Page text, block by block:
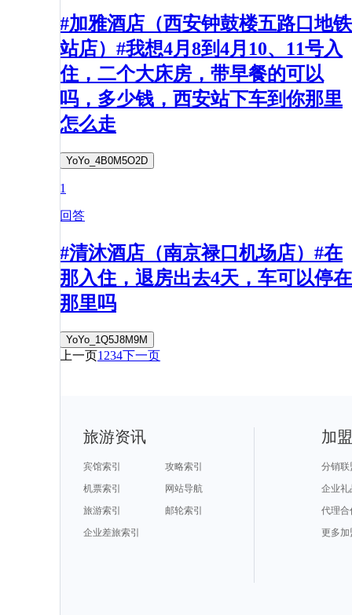
#加雅酒店（西安钟鼓楼五路口地铁
站店）#我想4月8到4月10、11号入
住，二个大床房，带早餐的可以
吗，多少钱，西安站下车到你那里
怎么走
YoYo_4B0M5O2D
1
回答
#清沐酒店（南京禄口机场店）#在
那入住，退房出去4天，车可以停在
那里吗
YoYo_1Q5J8M9M
上一页1 234下一页
旅游资讯
宾馆索引
攻略索引
机票索引
网站导航
旅游索引
邮轮索引
企业差旅索引
加
分销联
企业礼
代理合
更多加